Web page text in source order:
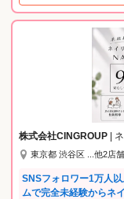
職）にも。 更に、スク
品の開発メンバーにな
現してくださいね。 長く活躍できる環境を整えているので、産休育休取
得実績が多数あります
年数回実施し、 全国
あるので、 他のお店
し、仲良くなったスタ
ではなく、地区で、会
も、JNA本部認定校で
タッフ同士の練習が可
スト対策など…社内に
う！ ---ネイルズユニークのプライベートブランド--- ◎ネイルサロン発の
株式会社CINGROUP |
東京都 渋谷区 ...他2店舗
SNSフォロワー1万人
ムで完全未経験からネイリ